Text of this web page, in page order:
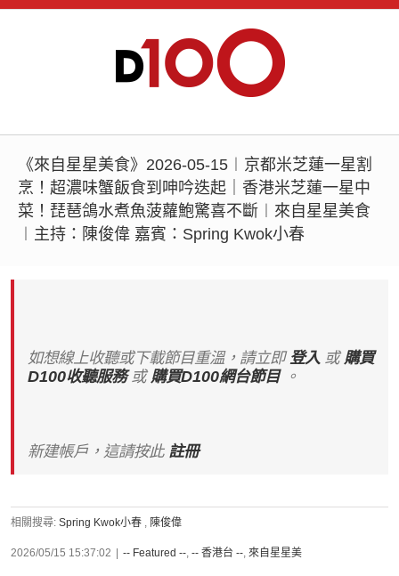
《來自星星美食》2026-05-15︱京都米芝蓮一星割
烹！超濃味蟹飯食到呻吟迭起｜香港米芝蓮一星中
菜！琵琶鴿水煮魚菠蘿鮑驚喜不斷︱來自星星美食
︱主持：陳俊偉 嘉賓：Spring Kwok小春
如想線上收聽或下載節目重溫，請立即登入 或購買
D100收聽服務或購買D100網台節目 。
新建帳戶，這請按此註冊
相關搜尋: Spring Kwok小春 , 陳俊偉
2026/05/15 15:37:02 -- Featured --, -- 香港台 --, 來自星星美